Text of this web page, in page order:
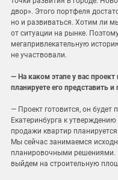
двор». Этого портфеля
но и развиваться. Хотим ли
от ситуации на рынке.
мегапривлекательную
не участвовали.
— На каком этапе у вас проект
планируете его представить
— Проект готовится, он будет
Екатеринбурга к
продажи квартир
Мы сейчас занимаемся
планировочными решениями.
выйдем на строительную